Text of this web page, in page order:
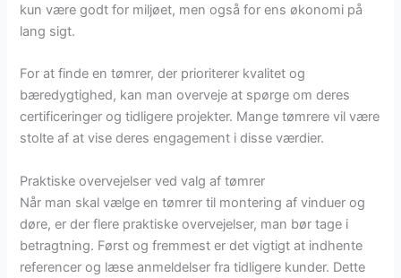
kun være godt for miljøet, men også for ens økonomi på
lang sigt.
For at finde en tømrer, der prioriterer kvalitet og
bæredygtighed, kan man overveje at spørge om deres
certificeringer og tidligere projekter. Mange tømrere vil være
stolte af at vise deres engagement i disse værdier.
Praktiske overvejelser ved valg af tømrer
Når man skal vælge en tømrer til montering af vinduer og
døre, er der flere praktiske overvejelser, man bør tage i
betragtning. Først og fremmest er det vigtigt at indhente
referencer og læse anmeldelser fra tidligere kunder. Dette